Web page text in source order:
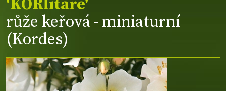
'KORlitare'
růže keřová - miniaturní
(Kordes)